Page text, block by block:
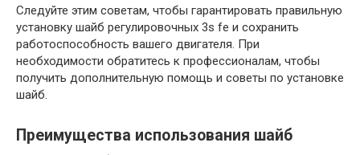
Следуйте этим советам, чтобы гарантировать правильную
установку шайб регулировочных 3s fe и сохранить
работоспособность вашего двигателя. При
необходимости обратитесь к профессионалам, чтобы
получить дополнительную помощь и советы по установке
шайб.
Преимущества использования шайб